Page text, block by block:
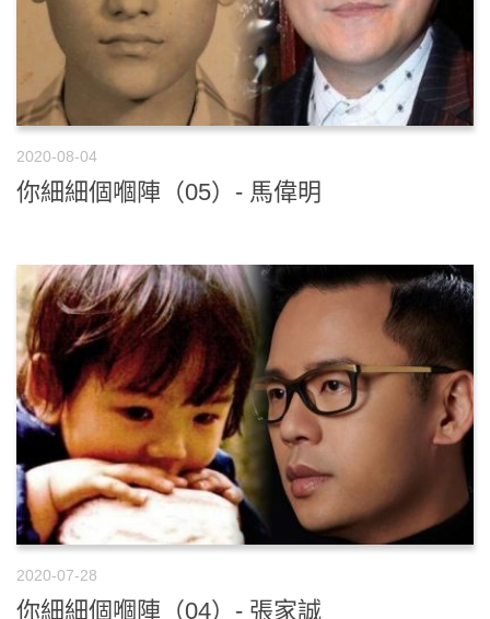
2020-08-04
你細細個嗰陣（05）- 馬偉明
2020-07-28
你細細個嗰陣（04）- 張家誠